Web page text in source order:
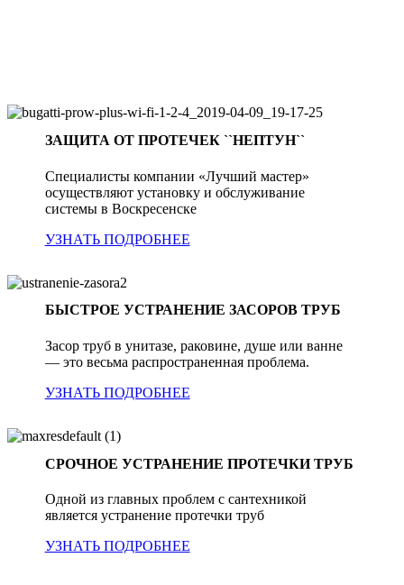
ЗАЩИТА ОТ ПРОТЕЧЕК ``НЕПТУН``
Специалисты компании «Лучший мастер»
осуществляют установку и обслуживание
системы в Воскресенске
УЗНАТЬ ПОДРОБНЕЕ
БЫСТРОЕ УСТРАНЕНИЕ ЗАСОРОВ ТРУБ
Засор труб в унитазе, раковине, душе или ванне
— это весьма распространенная проблема.
УЗНАТЬ ПОДРОБНЕЕ
СРОЧНОЕ УСТРАНЕНИЕ ПРОТЕЧКИ ТРУБ
Одной из главных проблем с сантехникой
является устранение протечки труб
УЗНАТЬ ПОДРОБНЕЕ